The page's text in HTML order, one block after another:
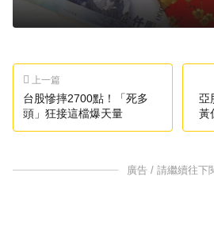
上一篇
台股慘摔2700點！「死多
頭」狂接這檔爆天量
亞
黃
廣告 / 請繼續往下